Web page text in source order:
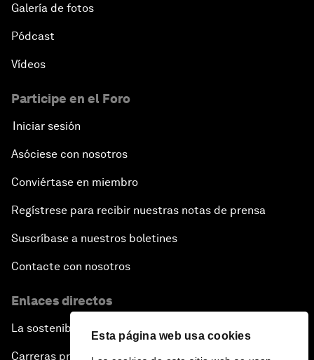
Esta página web usa cookies
Galería de fotos
Pódcast
Vídeos
Participe en el Foro
Iniciar sesión
Asóciese con nosotros
Conviértase en miembro
Regístrese para recibir nuestras notas de prensa
Suscríbase a nuestros boletines
Contacte con nosotros
Enlaces directos
La sostenibilidad en el Foro
Carreras profesionales